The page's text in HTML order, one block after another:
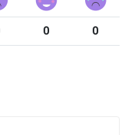
0 0